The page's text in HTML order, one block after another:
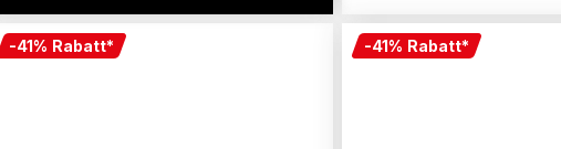
-41% Rabatt* -41% Rabatt*